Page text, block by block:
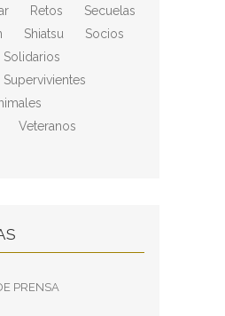
Retos
Secuelas
Shiatsu
Socios
Solidarios
Supervivientes
Veteranos
PRENSA